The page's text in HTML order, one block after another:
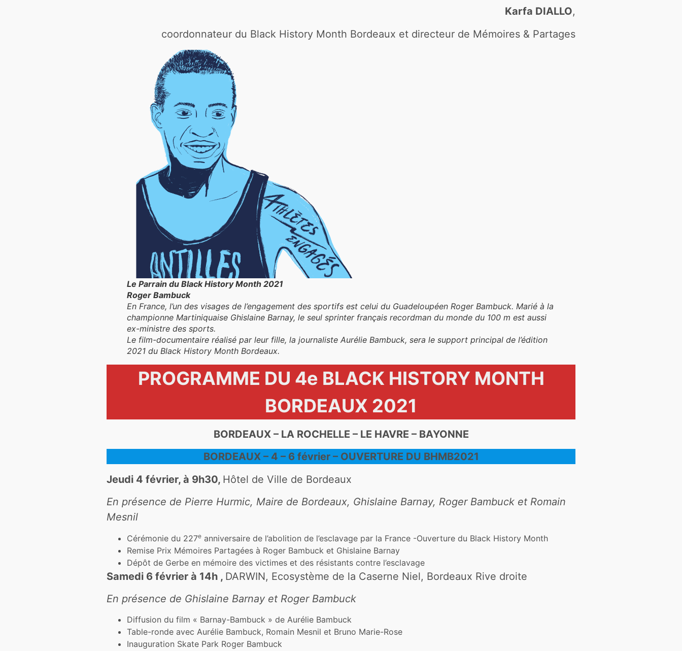
Karfa DIALLO,
coordonnateur du Black History Month Bordeaux et directeur de Mémoires & Partages
Le Parrain du Black History Month 2021
Roger Bambuck
En France, l’un des visages de l’engagement des sportifs est celui du Guadeloupéen Roger Bambuck. Marié à la
championne Martiniquaise Ghislaine Barnay, le seul sprinter français recordman du monde du 100 m est aussi
ex-ministre des sports.
Le film-documentaire réalisé par leur fille, la journaliste Aurélie Bambuck, sera le support principal de l’édition
2021 du Black History Month Bordeaux.
PROGRAMME DU 4e BLACK HISTORY MONTH
BORDEAUX 2021
BORDEAUX – LA ROCHELLE – LE HAVRE – BAYONNE
BORDEAUX – 4 – 6 février – OUVERTURE DU BHMB2021
Jeudi 4 février, à 9h30, Hôtel de Ville de Bordeaux
En présence de Pierre Hurmic, Maire de Bordeaux, Ghislaine Barnay, Roger Bambuck et Romain
Mesnil
Cérémonie du 227e anniversaire de l’abolition de l’esclavage par la France -Ouverture du Black History Month
Remise Prix Mémoires Partagées à Roger Bambuck et Ghislaine Barnay
Dépôt de Gerbe en mémoire des victimes et des résistants contre l’esclavage
Samedi 6 février à 14h , DARWIN, Ecosystème de la Caserne Niel, Bordeaux Rive droite
En présence de Ghislaine Barnay et Roger Bambuck
Diffusion du film « Barnay-Bambuck » de Aurélie Bambuck
Table-ronde avec Aurélie Bambuck, Romain Mesnil et Bruno Marie-Rose
Inauguration Skate Park Roger Bambuck